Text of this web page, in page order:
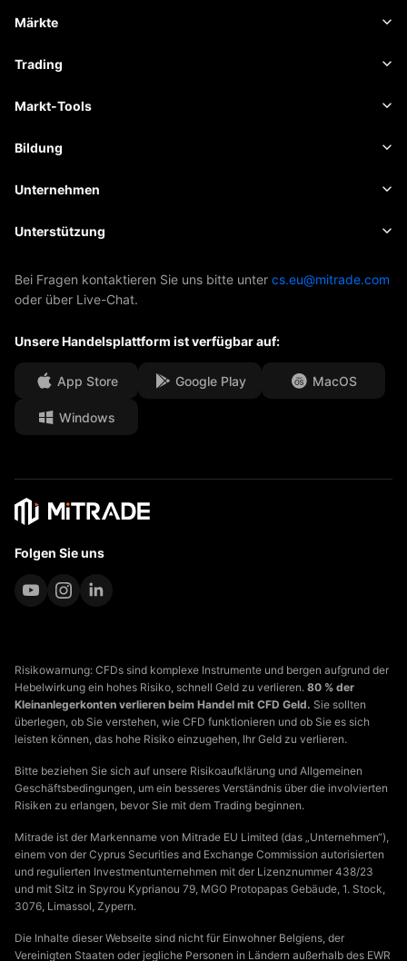
Märkte
Forex
Rohstoffe
Trading
Handelsplattform
Risikomanagement
Markt-Tools
Wirtschaftskalender
Nachrichten
Bildung
Grundlagen
Insights
Unternehmen
Über Mitrade
Unsere Auszeichnungen
Medienzentrum
Karrierechancen
Rechtsdokumente
Unterstützung
Hilfe-Center
Häufig gestellte Fragen
Bei Fragen kontaktieren Sie uns bitte unter cs.eu@mitrade.com
oder über Live-Chat.
Unsere Handelsplattform ist verfügbar auf:
App Store Google Play MacOS
Windows
Folgen Sie uns
Risikowarnung: CFDs sind komplexe Instrumente und bergen aufgrund der
Hebelwirkung ein hohes Risiko, schnell Geld zu verlieren. 80 % der
Kleinanlegerkonten verlieren beim Handel mit CFD Geld. Sie sollten
überlegen, ob Sie verstehen, wie CFD funktionieren und ob Sie es sich
leisten können, das hohe Risiko einzugehen, Ihr Geld zu verlieren.
Bitte beziehen Sie sich auf unsere Risikoaufklärung und Allgemeinen
Geschäftsbedingungen, um ein besseres Verständnis über die involvierten
Risiken zu erlangen, bevor Sie mit dem Trading beginnen.
Mitrade ist der Markenname von Mitrade EU Limited (das „Unternehmen“),
einem von der Cyprus Securities and Exchange Commission autorisierten
und regulierten Investmentunternehmen mit der Lizenznummer 438/23
und mit Sitz in Spyrou Kyprianou 79, MGO Protopapas Gebäude, 1. Stock,
3076, Limassol, Zypern.
Die Inhalte dieser Webseite sind nicht für Einwohner Belgiens, der
Vereinigten Staaten oder jegliche Personen in Ländern außerhalb des EWR